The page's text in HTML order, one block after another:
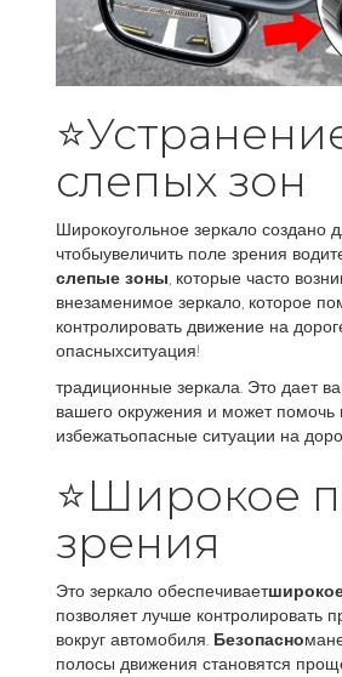
слепых зон
Широкоугольное зеркало создано
чтобыувеличить поле зрения
слепые зоны, которые часто
внезаменимое зеркало, которое
контролировать движение на
опасныхситуация!
традиционные зеркала. Это дает
вашего окружения и может помочь
избежатьопасные ситуации на
⭐Широкое
зрения
Это зеркало обеспечивает
позволяет лучше контролировать
вокруг автомобиля. Безопасно
полосы движения становятся